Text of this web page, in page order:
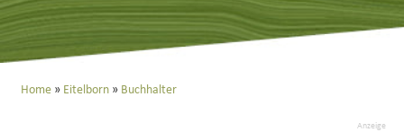
Home Eitelborn Buchhalter
Anzeige